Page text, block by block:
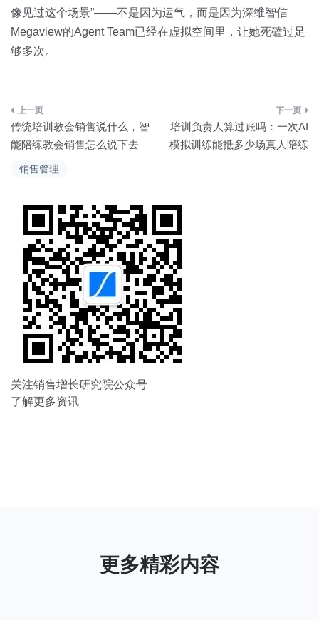
销售管理
像见过这个场景”——不是因为运气，而是因为深维智信
Megaview的Agent Team已经在虚拟空间里，让她死磕过足
够多次。
文
章
导
航
传统培训教会销售说什么，智
能陪练教会销售怎么说下去
培训负责人算过账吗：一次AI
模拟训练能抵多少场真人陪练
关注销售增长研究院公众号
了解更多资讯